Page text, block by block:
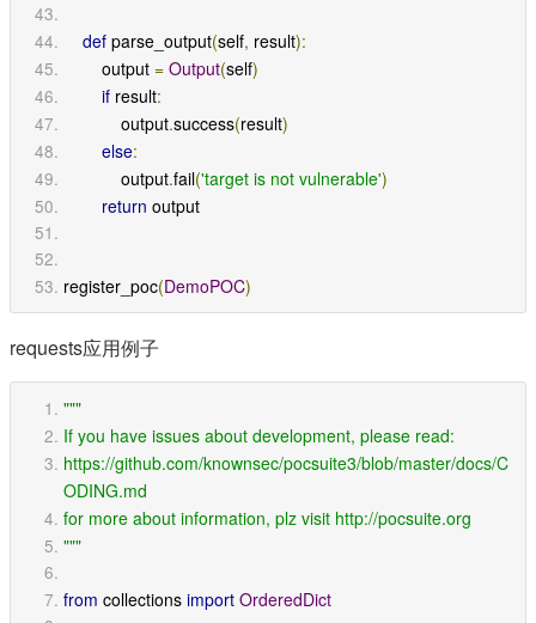
def parse_output(self, result):
        output
= Output(self)
if result:
            output
.success(result)
else:
            output
.fail('target is not vulnerable')
return output
register_poc(DemoPOC)
requests应用例子
"""
If you have issues about development, please read:
https://github.com/knownsec/pocsuite3/blob/master/docs/C
ODING.md
for more about information, plz visit http://pocsuite.org
"""
from collections import OrderedDict